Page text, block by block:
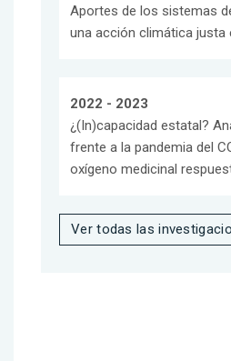
Aportes de los sistemas
una acción climática justa
2022 - 2023
¿(In)capacidad estatal?
frente a la pandemia del
oxígeno medicinal
Ver todas las